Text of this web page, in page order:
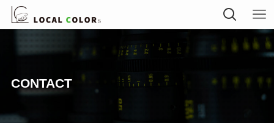
CONTACT